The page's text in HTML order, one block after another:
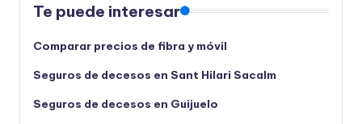
Te puede interesar
Comparar precios de fibra y móvil
Seguros de decesos en Sant Hilari Sacalm
Seguros de decesos en Guijuelo